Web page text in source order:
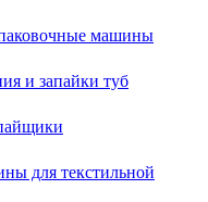
машины
и запайки туб
для текстильной